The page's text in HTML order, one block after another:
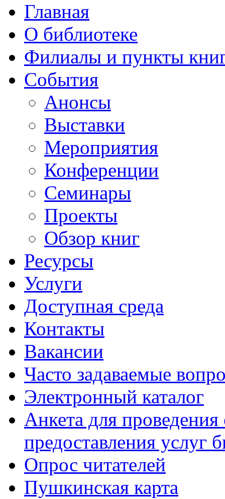
Главная
О библиотеке
Филиалы и пункты
События
Анонсы
Выставки
Мероприятия
Конференции
Семинары
Проекты
Обзор книг
Ресурсы
Услуги
Доступная среда
Контакты
Вакансии
Часто задаваемые
Электронный каталог
Анкета для проведения
предоставления услуг
Опрос читателей
Пушкинская карта